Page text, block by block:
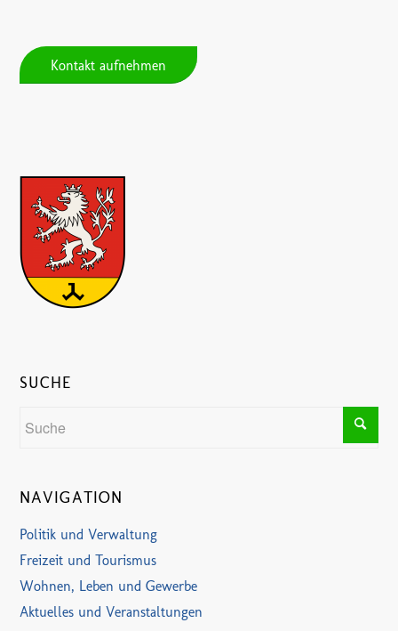
Kontakt aufnehmen
SUCHE
NAVIGATION
Politik und Verwaltung
Freizeit und Tourismus
Wohnen, Leben und Gewerbe
Aktuelles und Veranstaltungen